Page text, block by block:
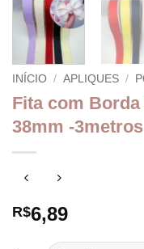
INÍCIO / APLIQUES /
Fita com
38mm -3metros
R$6,89